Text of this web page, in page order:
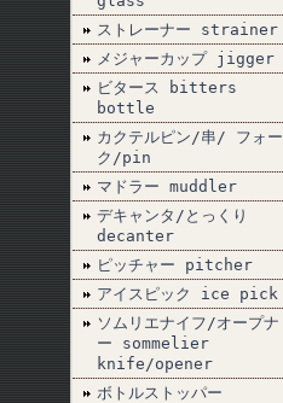
ストレーナー strainer
メジャーカップ jigger
ビタース bitters
bottle
カクテルピン/串/ フォー
ク/pin
マドラー muddler
デキャンタ/とっくり
decanter
ピッチャー pitcher
アイスピック ice pick
ソムリエナイフ/オープナ
ー sommelier
knife/opener
ボトルストッパー